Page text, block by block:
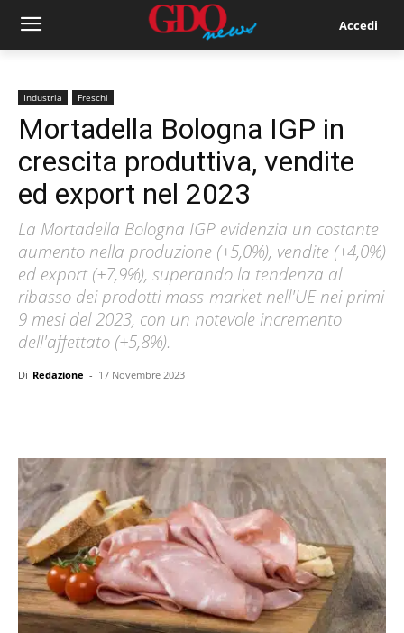
Accedi
Industria Freschi
Mortadella Bologna IGP in
crescita produttiva, vendite
ed export nel 2023
La Mortadella Bologna IGP evidenzia un costante
aumento nella produzione (+5,0%), vendite (+4,0%)
ed export (+7,9%), superando la tendenza al
ribasso dei prodotti mass-market nell'UE nei primi
9 mesi del 2023, con un notevole incremento
dell'affettato (+5,8%).
Di Redazione - 17 Novembre 2023